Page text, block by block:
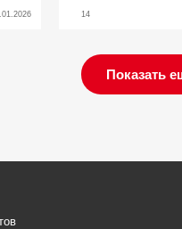
14
Показать